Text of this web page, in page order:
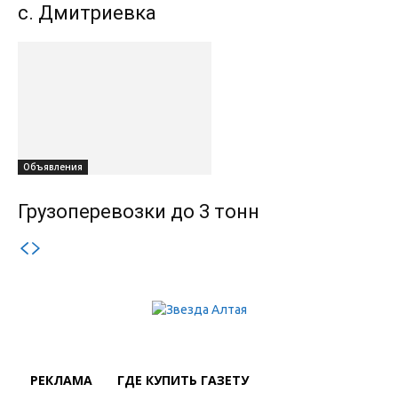
с. Дмитриевка
Объявления
Грузоперевозки до 3 тонн
РЕКЛАМА ГДЕ КУПИТЬ ГАЗЕТУ